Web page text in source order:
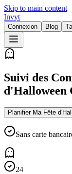
Skip to main content
Invyt
Connexion Blog
Suivi des
Planifier Ma Fête
Sans carte
24